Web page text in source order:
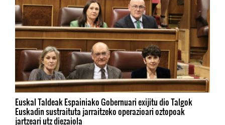
Euskal Taldeak Espainiako Gobernuari exijitu dio Talgok
Euskadin sustraituta jarraitzeko operazioari oztopoak
jartzeari utz diezaiola